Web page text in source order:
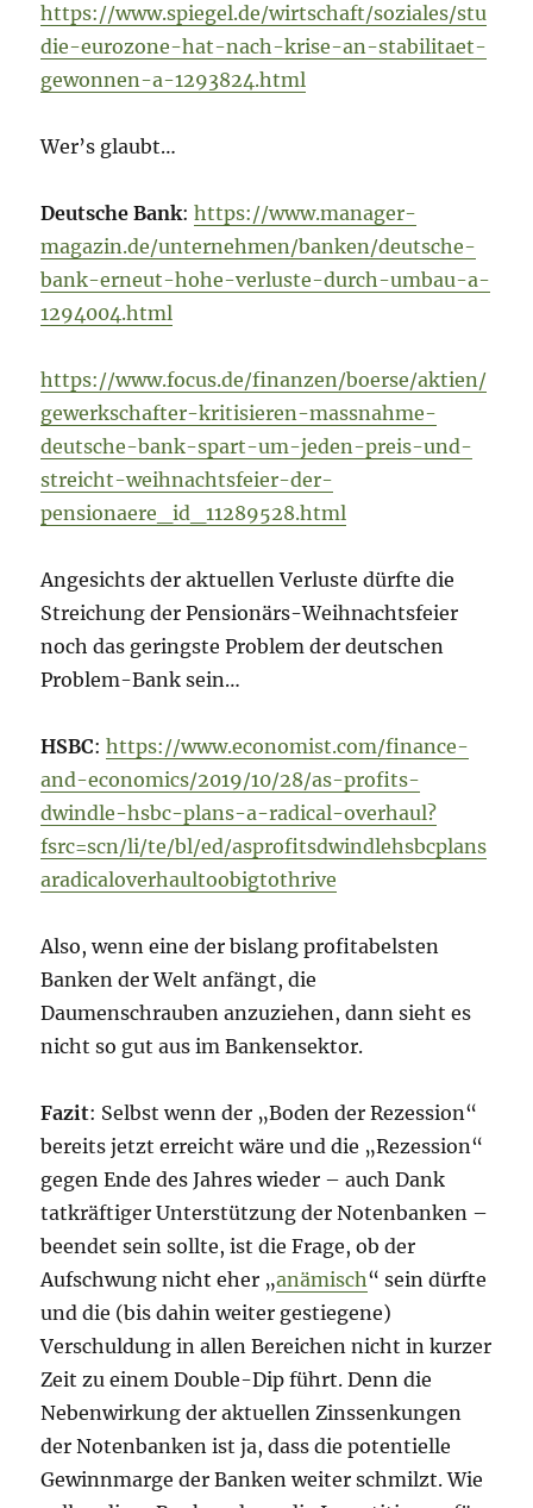
https://www.spiegel.de/wirtschaft/soziales/stu
die-eurozone-hat-nach-krise-an-stabilitaet-
gewonnen-a-1293824.html
Wer’s glaubt…
Deutsche Bank:https://www.manager-
magazin.de/unternehmen/banken/deutsche-
bank-erneut-hohe-verluste-durch-umbau-a-
1294004.html
https://www.focus.de/finanzen/boerse/aktien/
gewerkschafter-kritisieren-massnahme-
deutsche-bank-spart-um-jeden-preis-und-
streicht-weihnachtsfeier-der-
pensionaere_id_11289528.html
Angesichts der aktuellen Verluste dürfte die
Streichung der Pensionärs-Weihnachtsfeier
noch das geringste Problem der deutschen
Problem-Bank sein…
HSBC:https://www.economist.com/finance-
and-economics/2019/10/28/as-profits-
dwindle-hsbc-plans-a-radical-overhaul?
fsrc=scn/li/te/bl/ed/asprofitsdwindlehsbcplans
aradicaloverhaultoobigtothrive
Also, wenn eine der bislang profitabelsten
Banken der Welt anfängt, die
Daumenschrauben anzuziehen, dann sieht es
nicht so gut aus im Bankensektor.
Fazit: Selbst wenn der „Boden der Rezession“
bereits jetzt erreicht wäre und die „Rezession“
gegen Ende des Jahres wieder – auch Dank
tatkräftiger Unterstützung der Notenbanken –
beendet sein sollte, ist die Frage, ob der
Aufschwung nicht eher „anämisch“ sein dürfte
und die (bis dahin weiter gestiegene)
Verschuldung in allen Bereichen nicht in kurzer
Zeit zu einem Double-Dip führt. Denn die
Nebenwirkung der aktuellen Zinssenkungen
der Notenbanken ist ja, dass die potentielle
Gewinnmarge der Banken weiter schmilzt. Wie